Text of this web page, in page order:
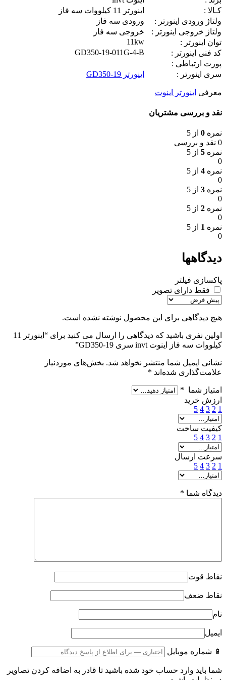
کـالا :
اينورتر 11 کیلووات سه فاز
ولتاژ ورودی اینورتر :
ورودی سه فاز
ولتاژ خروجی اینورتر :
خروجی سه فاز
توان اینورتر :
11kw
کد فنی اینورتر :
GD350-19-011G-4-B
پورت ارتباطی :
سری اینورتر :
اينورتر GD350-19
معرفی اینورتر اینوت
نقد و بررسی مشتریان
نمره 0 از 5
0 نقد و بررسی
نمره 5 از 5
0
نمره 4 از 5
0
نمره 3 از 5
0
نمره 2 از 5
0
نمره 1 از 5
0
دیدگاهها
پاکسازی فیلتر
فقط دارای تصویر
هیچ دیدگاهی برای این محصول نوشته نشده است.
اولین نفری باشید که دیدگاهی را ارسال می کنید برای “اينورتر 11
کیلووات سه فاز اینوت invt سری GD350-19”
نشانی ایمیل شما منتشر نخواهد شد. بخش‌های موردنیاز
علامت‌گذاری شده‌اند *
امتیاز شما *
ارزش خرید
1
2
3
4
5
کیفیت ساخت
1
2
3
4
5
سرعت ارسال
1
2
3
4
5
دیدگاه شما *
نقاط قوت
نقاط ضعف
نام
ایمیل
📱 شماره موبایل
شما باید وارد حساب خود شده باشید تا قادر به اضافه کردن تصاویر